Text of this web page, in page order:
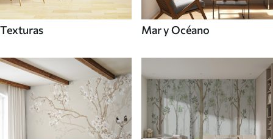
Texturas Mar y Océano